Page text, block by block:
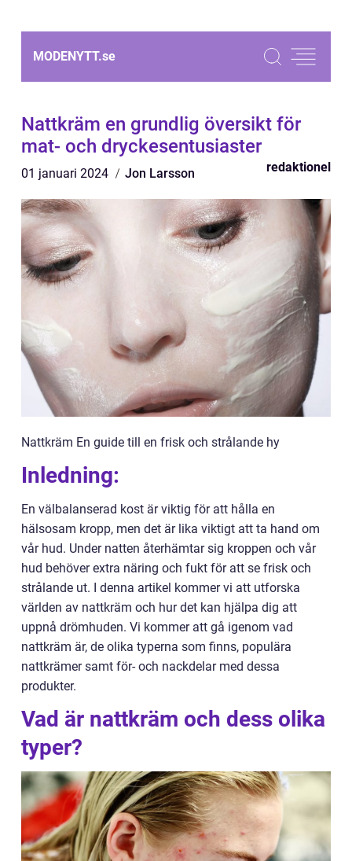
MODENYTT.se
Nattkräm en grundlig översikt för
mat- och dryckesentusiaster
01 januari 2024 Jon Larsson redaktionel
Nattkräm En guide till en frisk och strålande hy
Inledning:
En välbalanserad kost är viktig för att hålla en
hälsosam kropp, men det är lika viktigt att ta hand om
vår hud. Under natten återhämtar sig kroppen och vår
hud behöver extra näring och fukt för att se frisk och
strålande ut. I denna artikel kommer vi att utforska
världen av nattkräm och hur det kan hjälpa dig att
uppnå drömhuden. Vi kommer att gå igenom vad
nattkräm är, de olika typerna som finns, populära
nattkrämer samt för- och nackdelar med dessa
produkter.
Vad är nattkräm och dess olika
typer?